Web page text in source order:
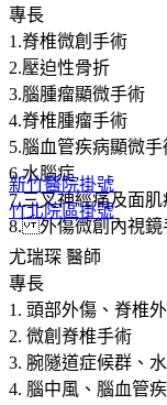
專長
1.脊椎微創手術
2.壓迫性骨折
3.腦腫瘤顯微手術
4.脊椎腫瘤手術
5.腦血管疾病顯微手
6.水腦症
7.三叉神經痛及面
8. 外傷微創內視鏡
新竹醫院掛號
竹北院區掛號
尤瑞琛 醫師
專長
1. 頭部外傷、脊椎
2. 微創脊椎手術
3. 腕隧道症候群、
4. 腦中風、腦血管